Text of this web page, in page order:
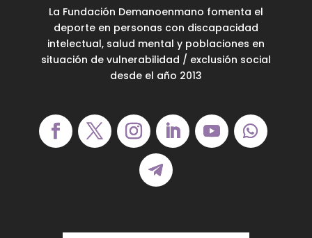
La Fundación Demanoenmano fomenta el
deporte en personas con discapacidad
intelectual, salud mental y poblaciones en
situación de vulnerabilidad / exclusión social
desde el año 2013